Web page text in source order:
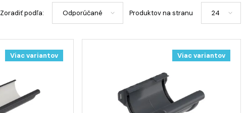
Zoradiť podľa: Produktov na stranu
Viac variantov Viac variantov